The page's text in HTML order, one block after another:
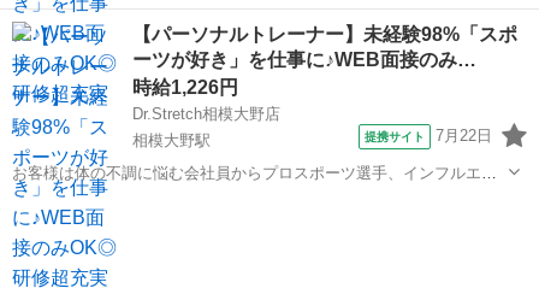
サーなど様々！ ストレッチを通して肩こりや腰痛などの悩みを改善し
たり ボディメイクやコンディショニングを行います！ ▼受付 ▼ヒア
リングシートをもとにお悩みを...
神奈川 川崎市 武蔵溝ノ口駅 エステ
【パーソナルトレーナー】未経験98%「スポ
ーツが好き」を仕事に♪WEB面接のみ…
時給1,226円
Dr.Stretch相模大野店
相模大野駅
提携サイト 7月22日
お客様は体の不調に悩む会社員からプロスポーツ選手、インフルエン
サーなど様々！ ストレッチを通して肩こりや腰痛などの悩みを改善し
たり ボディメイクやコンディショニングを行います！ <お仕事の流れ
> ▼受付 ▼ヒアリングシート...
神奈川 相模原市